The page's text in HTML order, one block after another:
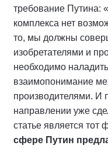
требование Путина:
комплекса нет
то, мы должны
изобретателями и
необходимо
взаимопонимание
производителями. И
направлении уже
статье является тот
сфере Путин